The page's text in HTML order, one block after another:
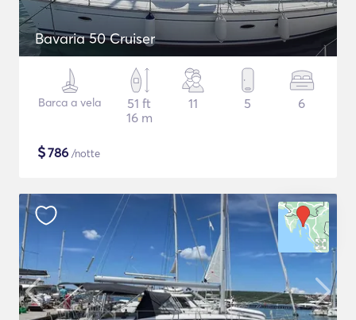
Bavaria 50 Cruiser
Barca a vela
51 ft
16 m
11 5 6
$786 /notte